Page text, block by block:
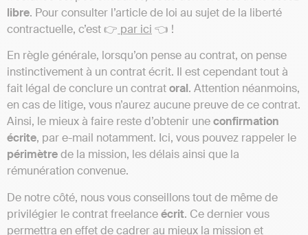
libre. Pour consulter l’article de loi au sujet de la liberté
contractuelle, c’est 👉 par ici 👈 !
En règle générale, lorsqu’on pense au contrat, on pense
instinctivement à un contrat écrit. Il est cependant tout à
fait légal de conclure un contratoral. Attention néanmoins,
en cas de litige, vous n’aurez aucune preuve de ce contrat.
Ainsi, le mieux à faire reste d’obtenir uneconfirmation
écrite, par e-mail notamment. Ici, vous pouvez rappeler le
périmètrede la mission, les délais ainsi que la
rémunération convenue.
De notre côté, nous vous conseillons tout de même de
privilégier le contrat freelanceécrit. Ce dernier vous
permettra en effet de cadrer au mieux la mission et